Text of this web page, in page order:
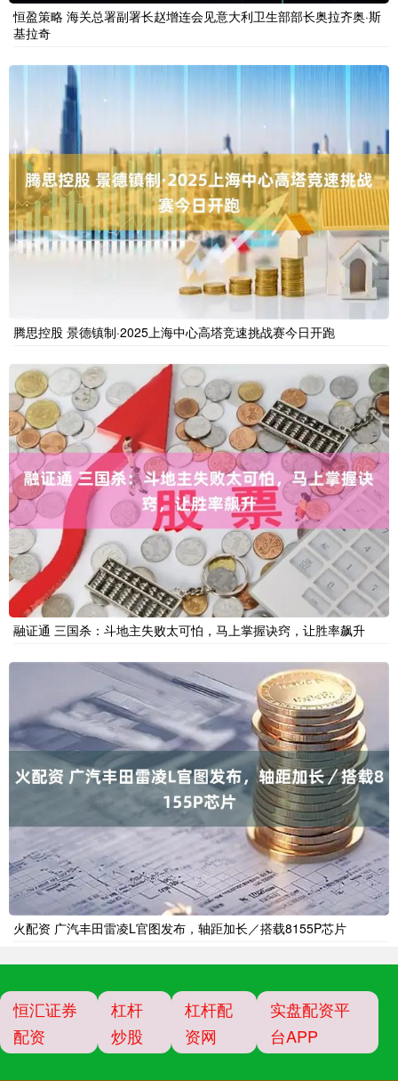
恒盈策略 海关总署副署长赵增连会见意大利卫生部部长奥拉齐奥·斯
基拉奇
腾思控股 景德镇制·2025上海中心高塔竞速挑战赛今日开跑
融证通 三国杀：斗地主失败太可怕，马上掌握诀窍，让胜率飙升
火配资 广汽丰田雷凌L官图发布，轴距加长／搭载8155P芯片
恒汇证券
配资
杠杆
炒股
杠杆配
资网
实盘配资平
台APP